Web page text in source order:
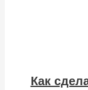
Как